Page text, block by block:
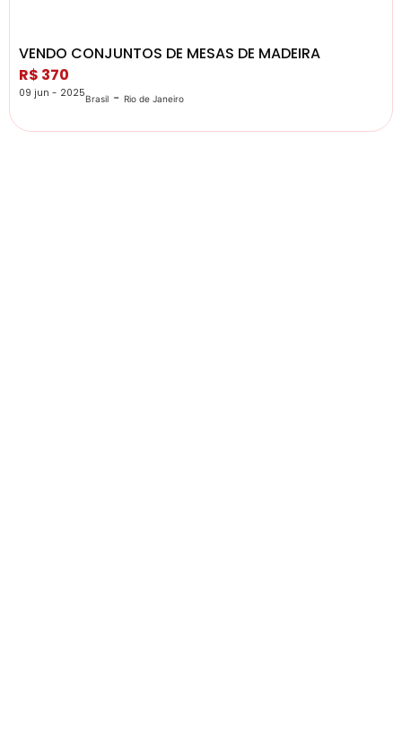
VENDO CONJUNTOS DE MESAS DE MADEIRA
R$ 370
09 jun - 2025Brasil - Rio de Janeiro